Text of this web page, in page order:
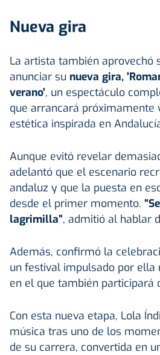
Nueva gira
La artista también aprovechó
anunciar su nueva gira,
verano', un espectáculo
que arrancará próximamente
estética inspirada en
Aunque evitó revelar
adelantó que el escenario
andaluz y que la puesta en
desde el primer momento.
lagrimilla”, admitió al hablar
Además, confirmó la
un festival impulsado por ella
en el que también participará
Con esta nueva etapa, Lola
música tras uno de los
de su carrera, convertida en